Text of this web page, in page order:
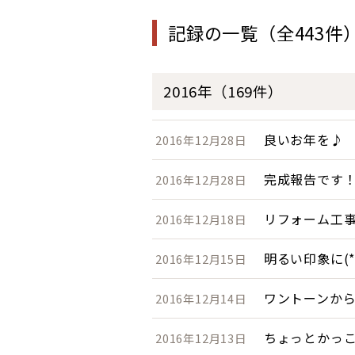
記録の一覧（全443件）
2016年（169件）
2016年12月28日 良いお年を♪
2016年12月28日 完成報告です！
2016年12月18日 リフォーム工事
2016年12月15日 明るい印象に
2016年12月14日 ワントーンか
2016年12月13日 ちょっとかっ